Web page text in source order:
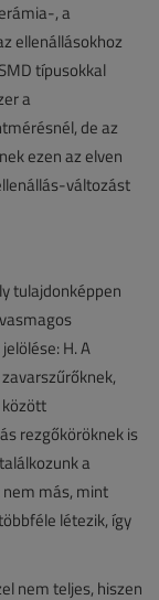
, a
ellenállásokhoz
típusokkal
a
de az
ezen az elven
változást
tulajdonképpen
H. A
rezgőköröknek is
a
más, mint
létezik, így
nem teljes, hiszen